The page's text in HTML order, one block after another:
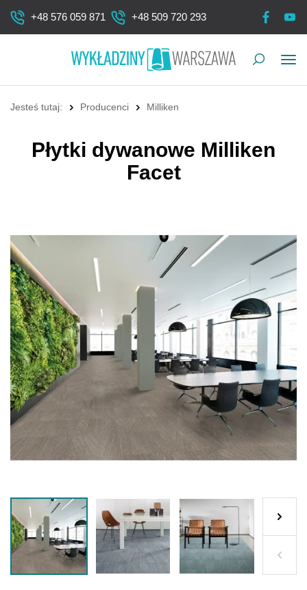
+48 576 059 871 +48 509 720 293
Jesteś tutaj: Producenci Milliken
Płytki dywanowe Milliken
Facet